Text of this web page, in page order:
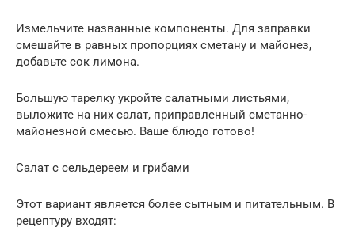
Измельчите названные компоненты. Для заправки
смешайте в равных пропорциях сметану и майонез,
добавьте сок лимона.
Большую тарелку укройте салатными листьями,
выложите на них салат, приправленный сметанно-
майонезной смесью. Ваше блюдо готово!
Салат с сельдереем и грибами
Этот вариант является более сытным и питательным. В
рецептуру входят: